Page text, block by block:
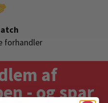
forhandler
af
- og spar